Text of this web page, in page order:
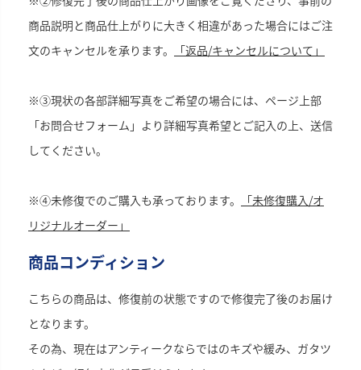
商品説明と商品仕上がりに大きく相違があった場合にはご注
文のキャンセルを承ります。
「返品/キャンセルについて」
※③現状の各部詳細写真をご希望の場合には、ページ上部
「お問合せフォーム」より詳細写真希望とご記入の上、送信
してください。
※④未修復でのご購入も承っております。
「未修復購入/オ
リジナルオーダー」
商品コンディション
こちらの商品は、修復前の状態ですので修復完了後のお届け
となります。
その為、現在はアンティークならではのキズや緩み、ガタツ